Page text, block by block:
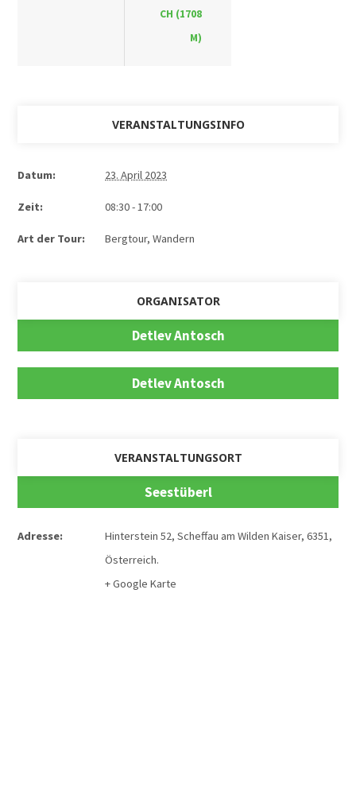
CH (1708
M)
VERANSTALTUNGSINFO
Datum: 23. April 2023
Zeit: 08:30 - 17:00
Art der Tour: Bergtour, Wandern
ORGANISATOR
Detlev Antosch
Detlev Antosch
VERANSTALTUNGSORT
Seestüberl
Adresse: Hinterstein 52, Scheffau am Wilden Kaiser, 6351,
Österreich.
+ Google Karte